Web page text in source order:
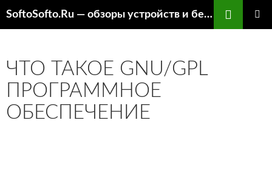
SoftoSofto.Ru — обзоры устройств и бесплатный софт
ЧТО ТАКОЕ GNU/GPL
ПРОГРАММНОЕ
ОБЕСПЕЧЕНИЕ